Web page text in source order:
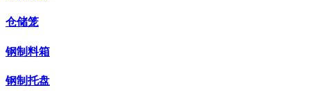
仓储笼
钢制料箱
钢制托盘